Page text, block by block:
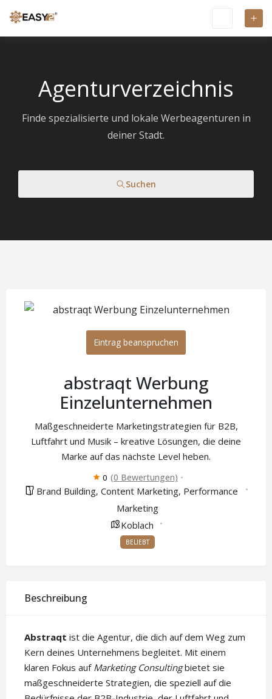
Agenturverzeichnis
Finde spezialisierte und lokale Werbeagenturen in
deiner Stadt.
Suchen
Eintrag beanspruchen
abstraqt Werbung
Einzelunternehmen
Maßgeschneiderte Marketingstrategien für B2B,
Luftfahrt und Musik – kreative Lösungen, die deine
Marke auf das nächste Level heben.
0 (0 Bewertungen)
Brand Building, Content Marketing, Performance
Marketing
Koblach
BELIEBT
Beschreibung
Abstraqt ist die Agentur, die dich auf dem Weg zum
Kern deines Unternehmens begleitet. Mit einem
klaren Fokus auf Marketing Consultingbietet sie
maßgeschneiderte Strategien, die speziell auf die